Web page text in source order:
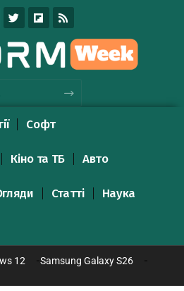
Софт
Кіно та ТБ Авто
Статті Наука
12
Samsung Galaxy S26